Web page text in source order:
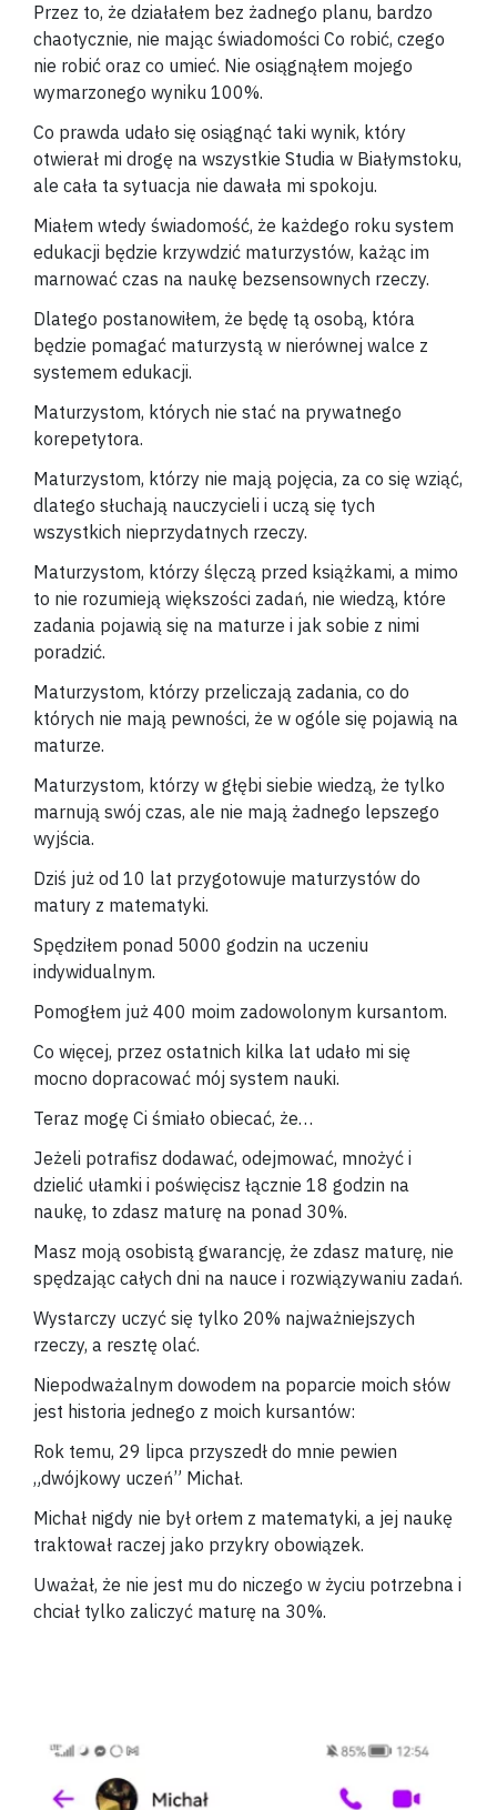
Przez to, że działałem bez żadnego planu, bardzo
chaotycznie, nie mając świadomości Co robić, czego
nie robić oraz co umieć. Nie osiągnąłem mojego
wymarzonego wyniku 100%.
Co prawda udało się osiągnąć taki wynik, który
otwierał mi drogę na wszystkie Studia w Białymstoku,
ale cała ta sytuacja nie dawała mi spokoju.
Miałem wtedy świadomość, że każdego roku system
edukacji będzie krzywdzić maturzystów, każąc im
marnować czas na naukę bezsensownych rzeczy.
Dlatego postanowiłem, że będę tą osobą, która
będzie pomagać maturzystą w nierównej walce z
systemem edukacji.
Maturzystom, których nie stać na prywatnego
korepetytora.
Maturzystom, którzy nie mają pojęcia, za co się wziąć,
dlatego słuchają nauczycieli i uczą się tych
wszystkich nieprzydatnych rzeczy.
Maturzystom, którzy ślęczą przed książkami, a mimo
to nie rozumieją większości zadań, nie wiedzą, które
zadania pojawią się na maturze i jak sobie z nimi
poradzić.
Maturzystom, którzy przeliczają zadania, co do
których nie mają pewności, że w ogóle się pojawią na
maturze.
Maturzystom, którzy w głębi siebie wiedzą, że tylko
marnują swój czas, ale nie mają żadnego lepszego
wyjścia.
Dziś już od 10 lat przygotowuje maturzystów do
matury z matematyki.
Spędziłem ponad 5000 godzin na uczeniu
indywidualnym.
Pomogłem już 400 moim zadowolonym kursantom.
Co więcej, przez ostatnich kilka lat udało mi się
mocno dopracować mój system nauki.
Teraz mogę Ci śmiało obiecać, że…
Jeżeli potrafisz dodawać, odejmować, mnożyć i
dzielić ułamki i poświęcisz łącznie 18 godzin na
naukę, to zdasz maturę na ponad 30%.
Masz moją osobistą gwarancję, że zdasz maturę, nie
spędzając całych dni na nauce i rozwiązywaniu zadań.
Wystarczy uczyć się tylko 20% najważniejszych
rzeczy, a resztę olać.
Niepodważalnym dowodem na poparcie moich słów
jest historia jednego z moich kursantów:
Rok temu, 29 lipca przyszedł do mnie pewien
„dwójkowy uczeń” Michał.
Michał nigdy nie był orłem z matematyki, a jej naukę
traktował raczej jako przykry obowiązek.
Uważał, że nie jest mu do niczego w życiu potrzebna i
chciał tylko zaliczyć maturę na 30%.